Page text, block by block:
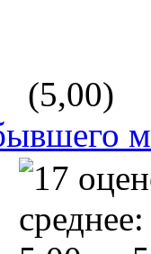
(5,00)